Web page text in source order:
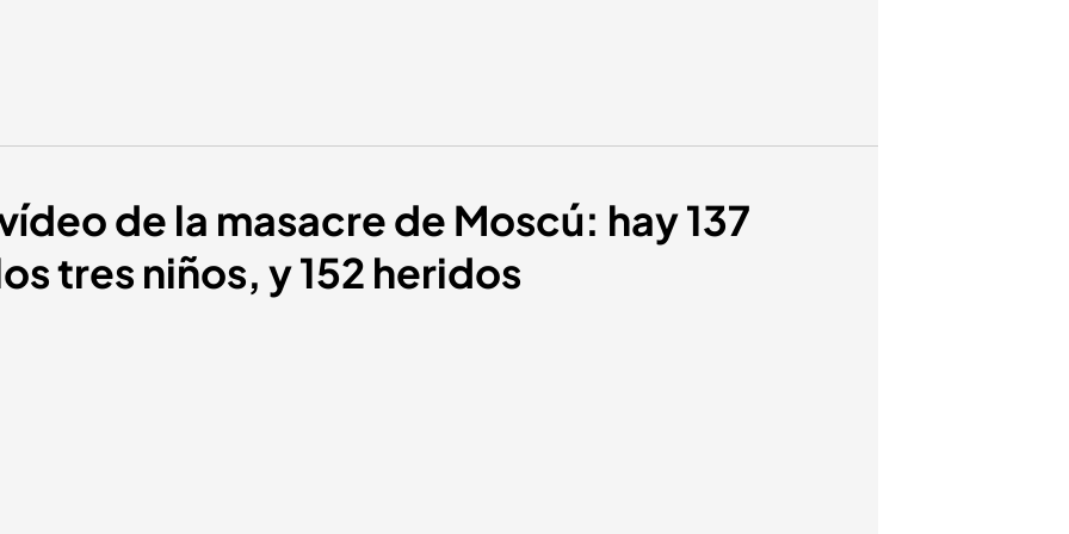
de la masacre de Moscú: hay 137
tres niños, y 152 heridos